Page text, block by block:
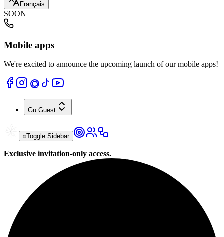
Français
SOON
Mobile apps
We're excited to announce the upcoming launch of our mobile apps!
Gu Guest
Toggle Sidebar
Exclusive invitation-only access.